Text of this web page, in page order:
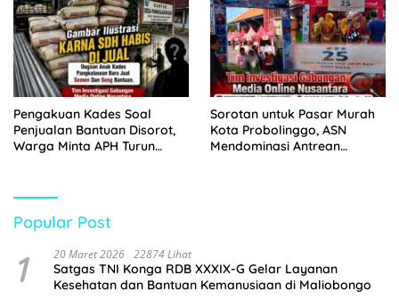
Pengakuan Kades Soal
Penjualan Bantuan Disorot,
Warga Minta APH Turun
Sorotan untuk Pasar Murah
Kota Probolinggo, ASN
Mendominasi Antrean
Popular Post
1 20 Maret 2026 22874 Lihat
Satgas TNI Konga RDB XXXIX-G Gelar Layanan
Kesehatan dan Bantuan Kemanusiaan di Maliobongo